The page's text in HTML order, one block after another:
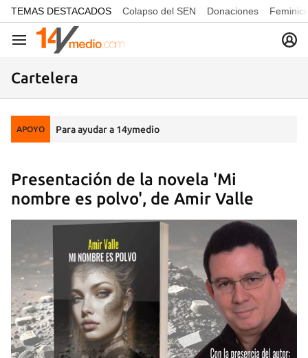
common.go-to-content
TEMAS DESTACADOS Colapso del SEN Donaciones
Navegación
Cartelera
APOYO Para ayudar a 14ymedio
Presentación de la novela 'Mi
nombre es polvo', de Amir Valle